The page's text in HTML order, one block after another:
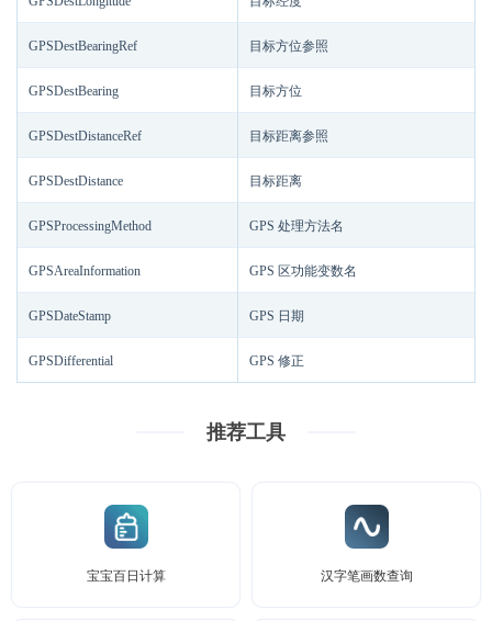
GPSDestBearingRef 目标方位参照
GPSDestBearing 目标方位
GPSDestDistanceRef 目标距离参照
GPSDestDistance 目标距离
GPSProcessingMethod GPS 处理方法名
GPSAreaInformation GPS 区功能变数名
GPSDateStamp GPS 日期
GPSDifferential GPS 修正
推荐工具
宝宝百日计算 汉字笔画数查询